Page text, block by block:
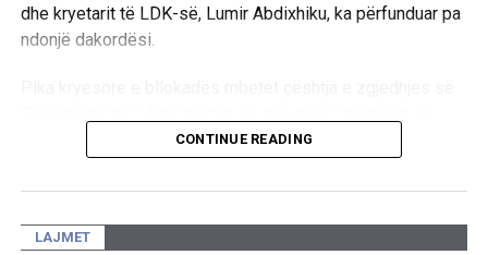
dhe kryetarit të LDK-së, Lumir Abdixhiku, ka përfunduar pa
ndonjë dakordësi.
mbeten ende larg një marrëveshjeje politike, duke
përket qëndrimeve për pozitat shtetrore. /E.A/
CONTINUE READING
LAJMET